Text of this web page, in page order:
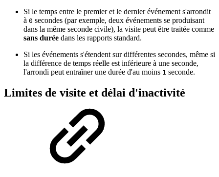
Si le temps entre le premier et le dernier événement s'arrondit
à 0 secondes (par exemple, deux événements se produisant
dans la même seconde civile), la visite peut être traitée comme
sans durée dans les rapports standard.
Si les événements s'étendent sur différentes secondes, même si
la différence de temps réelle est inférieure à une seconde,
l'arrondi peut entraîner une durée d'au moins 1 seconde.
Limites de visite et délai d'inactivité